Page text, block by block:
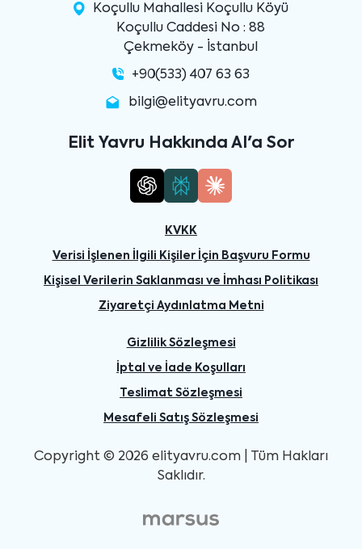
Koçullu Mahallesi Koçullu Köyü
Koçullu Caddesi No : 88
Çekmeköy - İstanbul
+90(533) 407 63 63
bilgi@elityavru.com
Elit Yavru Hakkında AI'a Sor
KVKK
Verisi İşlenen İlgili Kişiler İçin Başvuru Formu
Kişisel Verilerin Saklanması ve İmhası Politikası
Ziyaretçi Aydınlatma Metni
Gizlilik Sözleşmesi
İptal ve İade Koşulları
Teslimat Sözleşmesi
Mesafeli Satış Sözleşmesi
Copyright © 2026 elityavru.com | Tüm Hakları
Saklıdır.